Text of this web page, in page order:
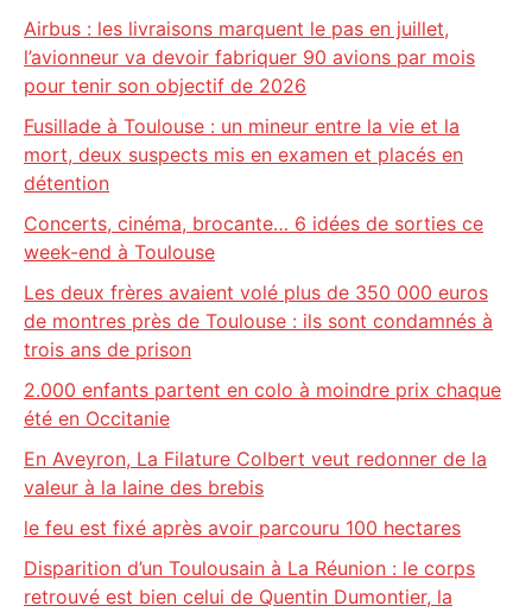
Airbus : les livraisons marquent le pas en juillet,
l’avionneur va devoir fabriquer 90 avions par mois
pour tenir son objectif de 2026
Fusillade à Toulouse : un mineur entre la vie et la
mort, deux suspects mis en examen et placés en
détention
Concerts, cinéma, brocante… 6 idées de sorties ce
week-end à Toulouse
Les deux frères avaient volé plus de 350 000 euros
de montres près de Toulouse : ils sont condamnés à
trois ans de prison
2.000 enfants partent en colo à moindre prix chaque
été en Occitanie
En Aveyron, La Filature Colbert veut redonner de la
valeur à la laine des brebis
le feu est fixé après avoir parcouru 100 hectares
Disparition d’un Toulousain à La Réunion : le corps
retrouvé est bien celui de Quentin Dumontier, la